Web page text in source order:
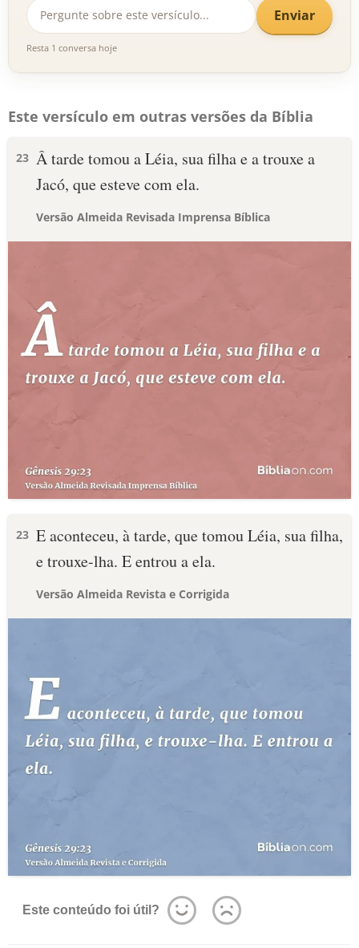
Enviar
Resta 1 conversa hoje
Este versículo em outras versões da Bíblia
23 Â tarde tomou a Léia, sua filha e a trouxe a
Jacó, que esteve com ela.
Versão Almeida Revisada Imprensa Bíblica
23 E aconteceu, à tarde, que tomou Léia, sua filha,
e trouxe-lha. E entrou a ela.
Versão Almeida Revista e Corrigida
Este conteúdo foi útil?